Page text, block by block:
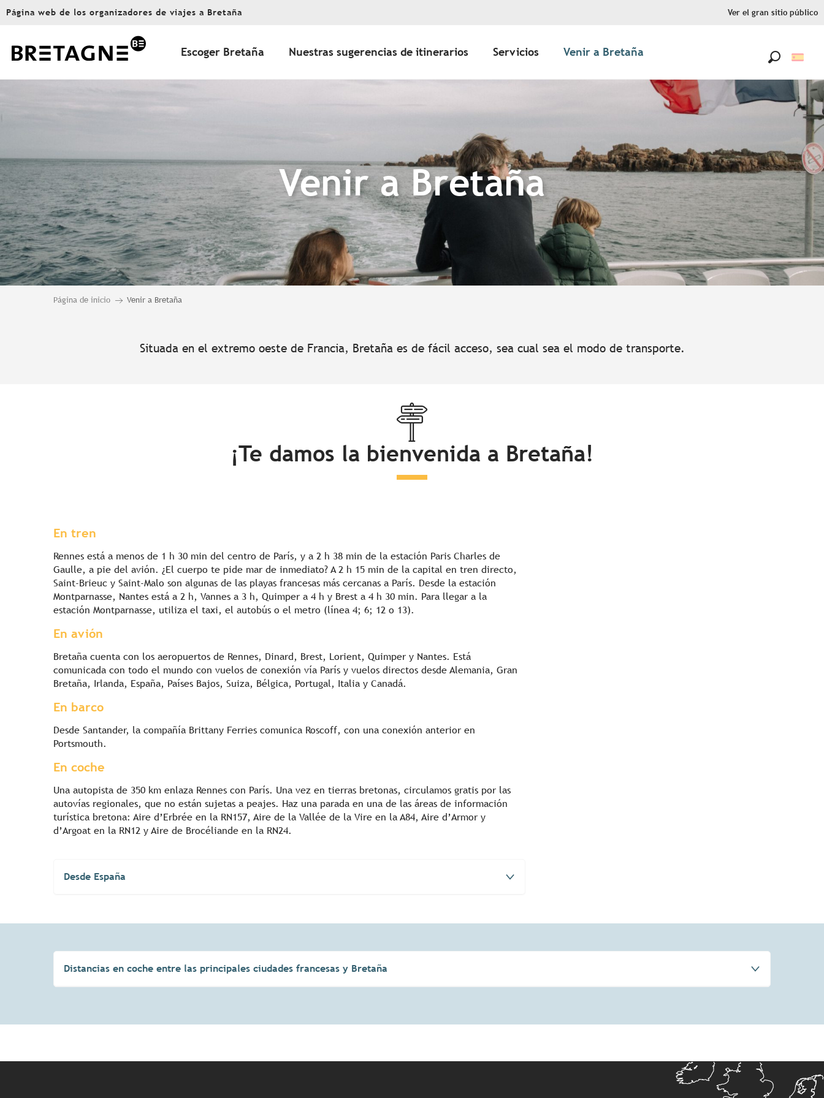
Aller
principal
Página web de los organizadores de viajes a Bretaña Ver el gran sitio público
Escoger Bretaña Nuestras sugerencias de itinerarios Servicios Venir a Bretaña
Venir a Bretaña
Página de inicio Venir a Bretaña
Situada en el extremo oeste de Francia, Bretaña es de fácil acceso, sea cual sea el modo de transporte.
¡Te damos la bienvenida a Bretaña!
En tren
Rennes está a menos de 1 h 30 min del centro de París, y a 2 h 38 min de la estación Paris Charles de
Gaulle, a pie del avión. ¿El cuerpo te pide mar de inmediato? A 2 h 15 min de la capital en tren directo,
Saint-Brieuc y Saint-Malo son algunas de las playas francesas más cercanas a París. Desde la estación
Montparnasse, Nantes está a 2 h, Vannes a 3 h, Quimper a 4 h y Brest a 4 h 30 min. Para llegar a la
estación Montparnasse, utiliza el taxi, el autobús o el metro (línea 4; 6; 12 o 13).
En avión
Bretaña cuenta con los aeropuertos de Rennes, Dinard, Brest, Lorient, Quimper y Nantes. Está
comunicada con todo el mundo con vuelos de conexión vía París y vuelos directos desde Alemania, Gran
Bretaña, Irlanda, España, Países Bajos, Suiza, Bélgica, Portugal, Italia y Canadá.
En barco
Desde Santander, la compañía Brittany Ferries comunica Roscoff, con una conexión anterior en
Portsmouth.
En coche
Una autopista de 350 km enlaza Rennes con París. Una vez en tierras bretonas, circulamos gratis por las
autovías regionales, que no están sujetas a peajes. Haz una parada en una de las áreas de información
turística bretona: Aire d’Erbrée en la RN157, Aire de la Vallée de la Vire en la A84, Aire d’Armor y
d’Argoat en la RN12 y Aire de Brocéliande en la RN24.
Desde España
Distancias en coche entre las principales ciudades francesas y Bretaña